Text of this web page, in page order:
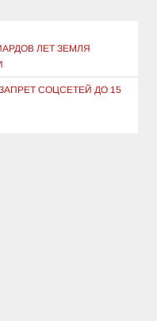
ЛЕТ ЗЕМЛЯ
СОЦСЕТЕЙ ДО 15